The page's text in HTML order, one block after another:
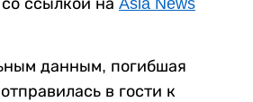
со ссылкой на Asia News
данным, погибшая
в гости к